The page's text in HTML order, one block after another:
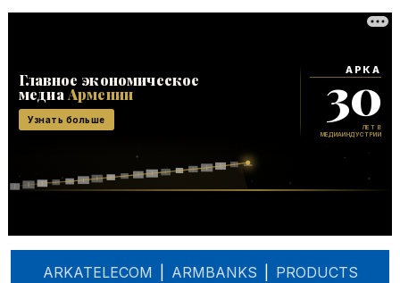
ARKATELECOM ARMBANKS PRODUCTS